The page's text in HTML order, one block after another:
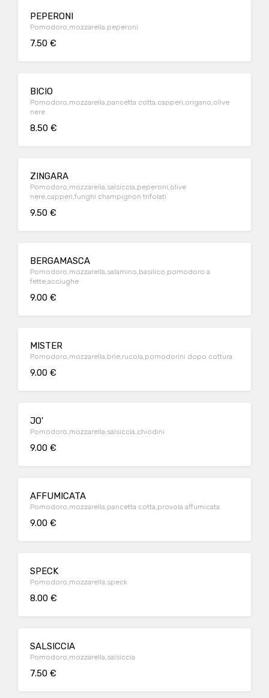
PEPERONI
Pomodoro,mozzarella,peperoni
7.50 €
BICIO
Pomodoro,mozzarella,pancetta cotta,capperi,origano,olive
nere
8.50 €
ZINGARA
Pomodoro,mozzarella,salsiccia,peperoni,olive
nere,capperi,funghi champignon trifolati
9.50 €
BERGAMASCA
Pomodoro,mozzarella,salamino,basilico,pomodoro a
fette,acciughe
9.00 €
MISTER
Pomodoro,mozzarella,brie,rucola,pomodorini dopo cottura
9.00 €
JO'
Pomodoro,mozzarella,salsiccia,chiodini
9.00 €
AFFUMICATA
Pomodoro,mozzarella,pancetta cotta,provola affumicata
9.00 €
SPECK
Pomodoro,mozzarella,speck
8.00 €
SALSICCIA
Pomodoro,mozzarella,salsiccia
7.50 €